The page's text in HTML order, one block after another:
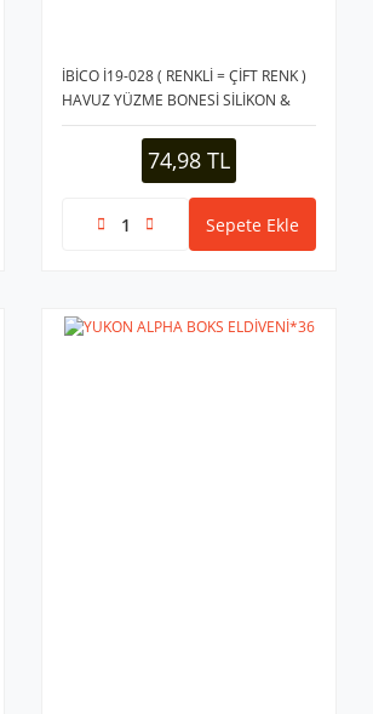
İBİCO İ19-028 ( RENKLİ = ÇİFT RENK )
HAVUZ YÜZME BONESİ SİLİKON &
LATEKS*12X33
74,98 TL
Sepete Ekle